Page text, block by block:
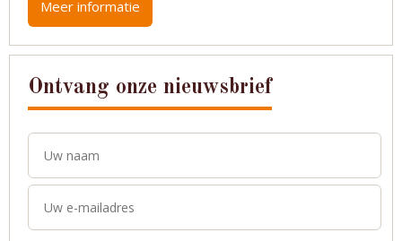
Meer informatie
Ontvang onze nieuwsbrief